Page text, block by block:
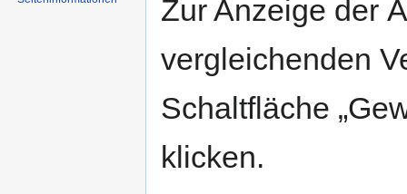
Zur Anzeige der
vergleichenden
Schaltfläche
klicken.